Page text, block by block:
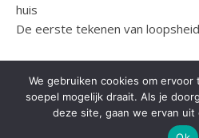
huis
De eerste tekenen van
Savona Theme by
We gebruiken cookies om
soepel mogelijk draait. Als je
deze site, gaan we ervan